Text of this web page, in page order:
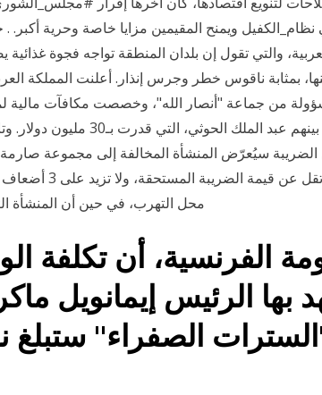
نظام_الكفيل ويمنح المقيمين مزايا خاصة وحرية
من جماعة "أنصار الله"، وخصصت مكافآت مالية
لاعتقال كل منهم، ومن بينهم عبد
سيُعرّض المنشأة المخالفة إلى مجموعة
حدّها الأدنى في غرامة
محل التهرب، في حين أن المنشأة
الفرنسية، أن تكلفة
بها الرئيس إيمانويل